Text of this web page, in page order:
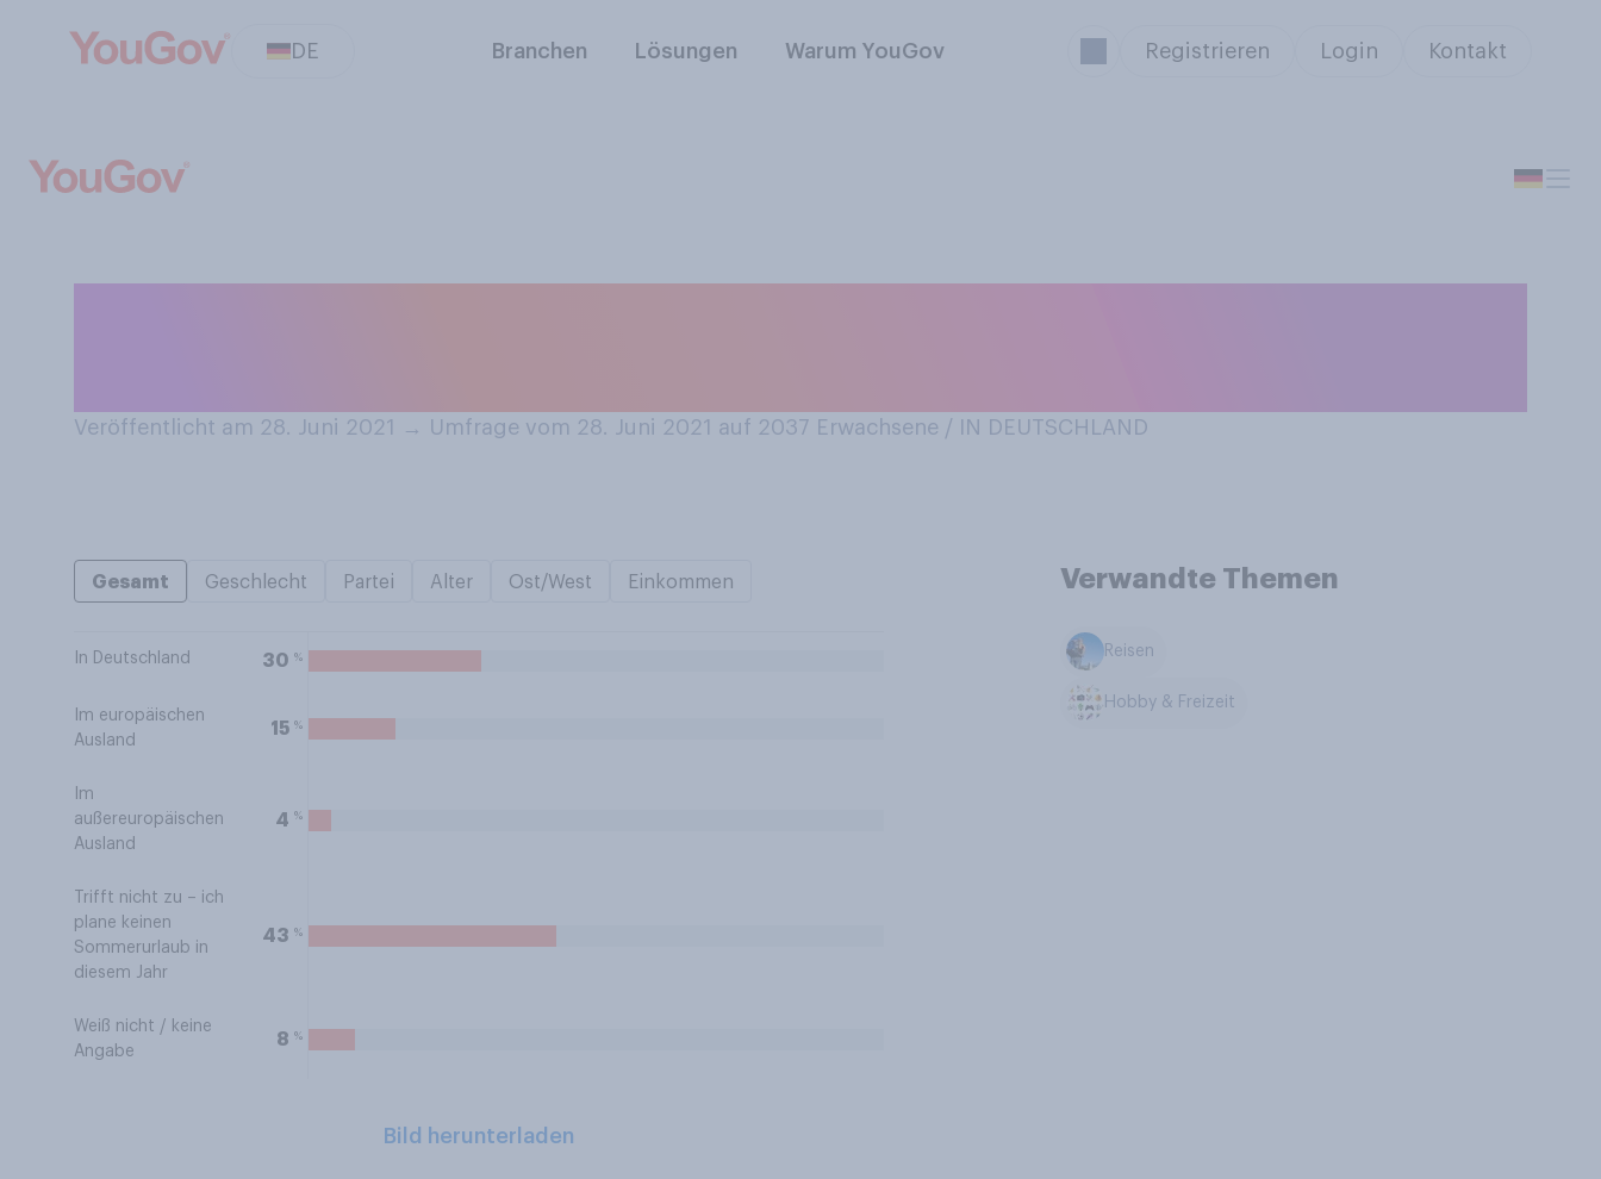
DE Branchen Lösungen Warum YouGov Registrieren Login Kontakt
Veröffentlicht am 28. Juni 2021 → Umfrage vom 28. Juni 2021 auf 2037 Erwachsene / IN DEUTSCHLAND
Gesamt Geschlecht Partei Alter Ost/West Einkommen
In Deutschland 30 %
Im europäischen
Ausland
15 %
Im
außereuropäischen
Ausland
4 %
Trifft nicht zu – ich
plane keinen
Sommerurlaub in
diesem Jahr
43 %
Weiß nicht / keine
Angabe
8 %
Bild herunterladen
Verwandte Themen
Reisen
Hobby & Freizeit